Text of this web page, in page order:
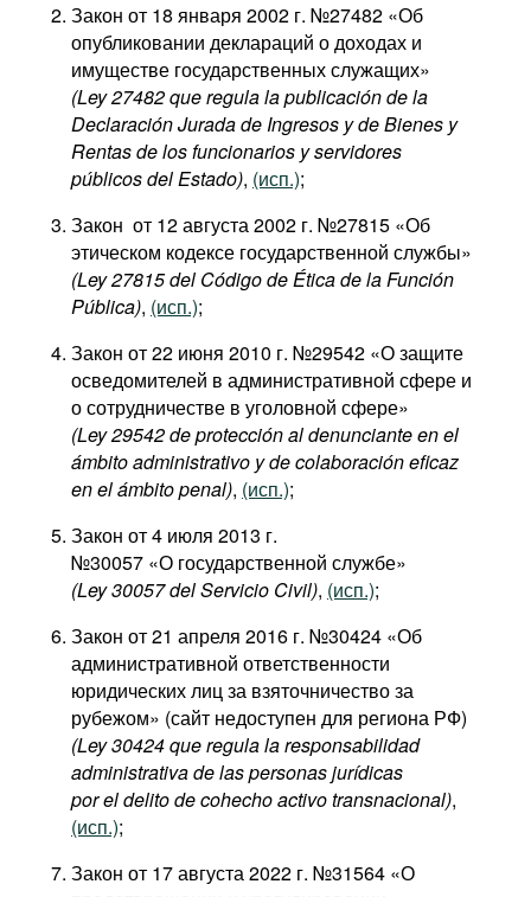
Закон от 18 января 2002 г. №27482 «Об
опубликовании деклараций о доходах и
имуществе государственных служащих»
(Ley 27482 que regula la publicación de la
Declaración Jurada de Ingresos y de Bienes y
Rentas de los funcionarios y servidores
públicos del Estado), (исп.);
Закон от 12 августа 2002 г. №27815 «Об
этическом кодексе государственной службы»
(Ley 27815 del Código de Ética de la Función
Pública), (исп.);
Закон от 22 июня 2010 г. №29542 «О защите
осведомителей в административной сфере и
о сотрудничестве в уголовной сфере»
(Ley 29542 de protección al denunciante en el
ámbito administrativo y de colaboración eficaz
en el ámbito penal), (исп.);
Закон от 4 июля 2013 г.
№30057 «О государственной службе»
(Ley 30057 del Servicio Civil), (исп.);
Закон от 21 апреля 2016 г. №30424 «Об
административной ответственности
юридических лиц за взяточничество за
рубежом» (сайт недоступен для региона РФ)
(Ley 30424 que regula la responsabilidad
administrativa de las personas jurídicas
por el delito de cohecho activo transnacional),
(исп.);
Закон от 17 августа 2022 г. №31564 «О